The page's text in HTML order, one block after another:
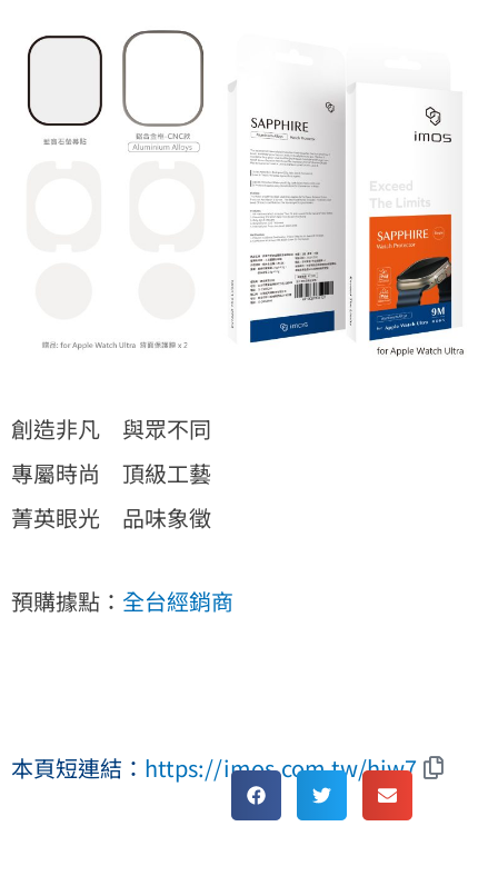
創造非凡 與眾不同
專屬時尚 頂級工藝
菁英眼光 品味象徵
預購據點： 全台經銷商
本頁短連結： https://imos.com.tw/hiw7